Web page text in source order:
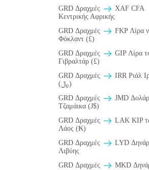
GRD Δραχμές
XAF CFA
Κεντρικής Αφρικής
GRD Δραχμές
FKP Λίρα
Φόκλαντ (£)
GRD Δραχμές
GIP Λίρα
Γιβραλτάρ (£)
GRD Δραχμές
IRR Ριάλ
(﷼)
GRD Δραχμές
JMD
Τζαμάικα (J$)
GRD Δραχμές
LAK KIP
Λάος (₭)
GRD Δραχμές
LYD
Λιβύης
GRD Δραχμές
MKD